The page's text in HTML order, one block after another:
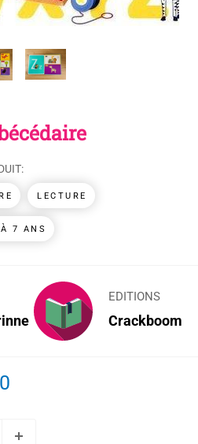
LECTURE
7 ANS
EDITIONS
Crackboom